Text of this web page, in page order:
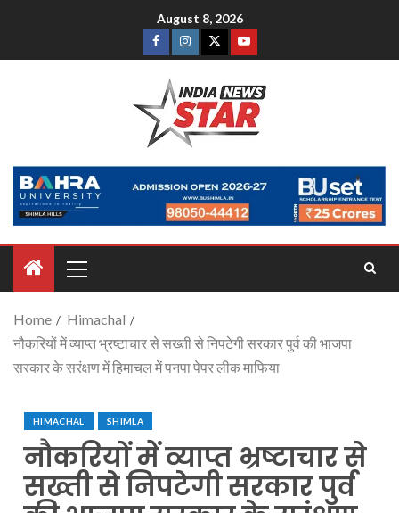
August 8, 2026
Home
Himachal
नौकरियों में व्याप्त भ्रष्टाचार से सख्ती से निपटेगी सरकार पुर्व की भाजपा
सरकार के सरंक्षण में हिमाचल में पनपा पेपर लीक माफिया
HIMACHAL SHIMLA
नौकरियों में व्याप्त भ्रष्टाचार से
सख्ती से निपटेगी सरकार पुर्व